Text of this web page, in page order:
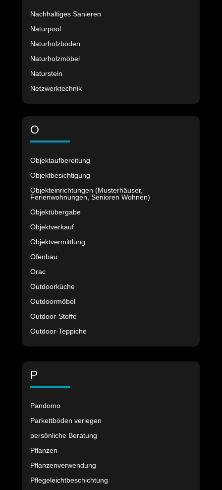
Nachhaltiges Sanieren
Naturpool
Naturholzböden
Naturholzmöbel
Naturstein
Netzwerktechnik
O
Objektaufbereitung
Objektbesichtigung
Objekteinrichtungen (Musterhäuser,
Ferienwohnungen, Senioren Wohnen)
Objektübergabe
Objektverkauf
Objektvermittlung
Ofenbau
Orac
Outdoorküche
Outdoormöbel
Outdoor-Stoffe
Outdoor-Teppiche
P
Pandomo
Parkettböden verlegen
persönliche Beratung
Pflanzen
Pflanzenverwendung
Pflegeleichtbeschichtung